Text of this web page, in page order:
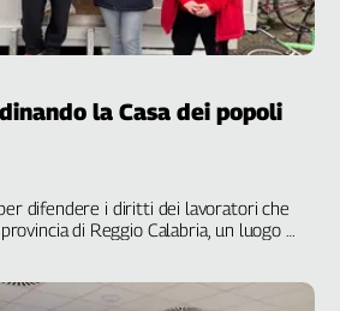
la Casa dei popoli
per difendere i diritti dei lavoratori che
di Reggio Calabria, un luogo di